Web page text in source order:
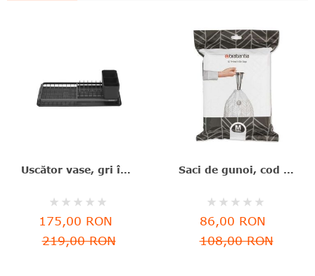
Uscător vase, gri închis, aluminiu+plastic, 46.3x20x12.6 cm, Brabantia - 8710755117268
Rating:
0%
175,00 RON
219,00 RON
Saci de gunoi, cod M, 40 bucăţi, 60 l, Brabantia - 8710755138829
Rating:
0%
86,00 RON
108,00 RON